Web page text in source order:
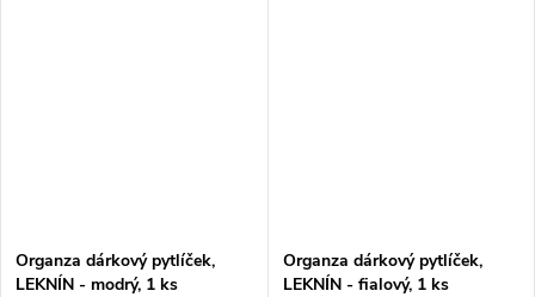
Organza dárkový pytlíček,
LEKNÍN - modrý, 1 ks
Organza dárkový pytlíček,
LEKNÍN - fialový, 1 ks